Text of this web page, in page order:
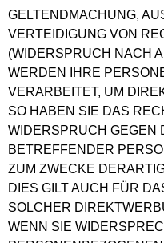
GELTENDMACHUNG,
VERTEIDIGUNG VON
(WIDERSPRUCH NACH
WERDEN IHRE
VERARBEITET, UM
SO HABEN SIE DAS
WIDERSPRUCH GEGEN
BETREFFENDER
ZUM ZWECKE
DIES GILT AUCH FÜR
SOLCHER
WENN SIE